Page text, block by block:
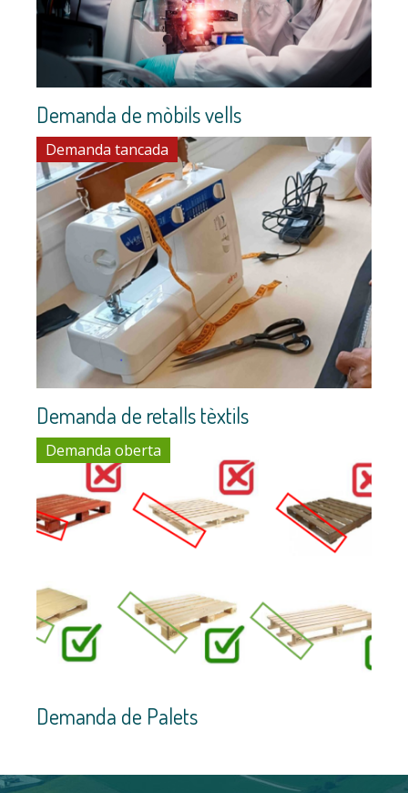
Demanda de mòbils vells
Demanda tancada
Demanda de retalls tèxtils
Demanda oberta
Demanda de Palets